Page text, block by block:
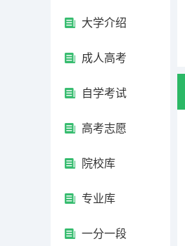
大学介绍
成人高考
自学考试
高考志愿
院校库
专业库
一分一段